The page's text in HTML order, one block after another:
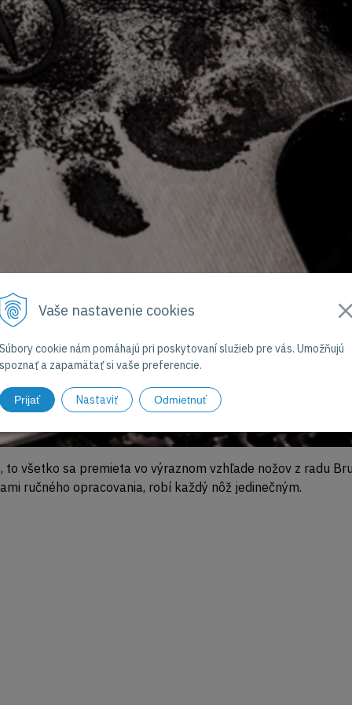
Vaše nastavenie cookies
Súbory cookie nám pomáhajú pri poskytovaní služieb pre vás. Umožňujú
spoznať a zapamätať si vaše preferencie.
Prijať Nastaviť Odmietnuť
všetko sa premieta vo výraznom vzhľade nožov z radu
ručného opracovania, robí každý nôž jedinečným.